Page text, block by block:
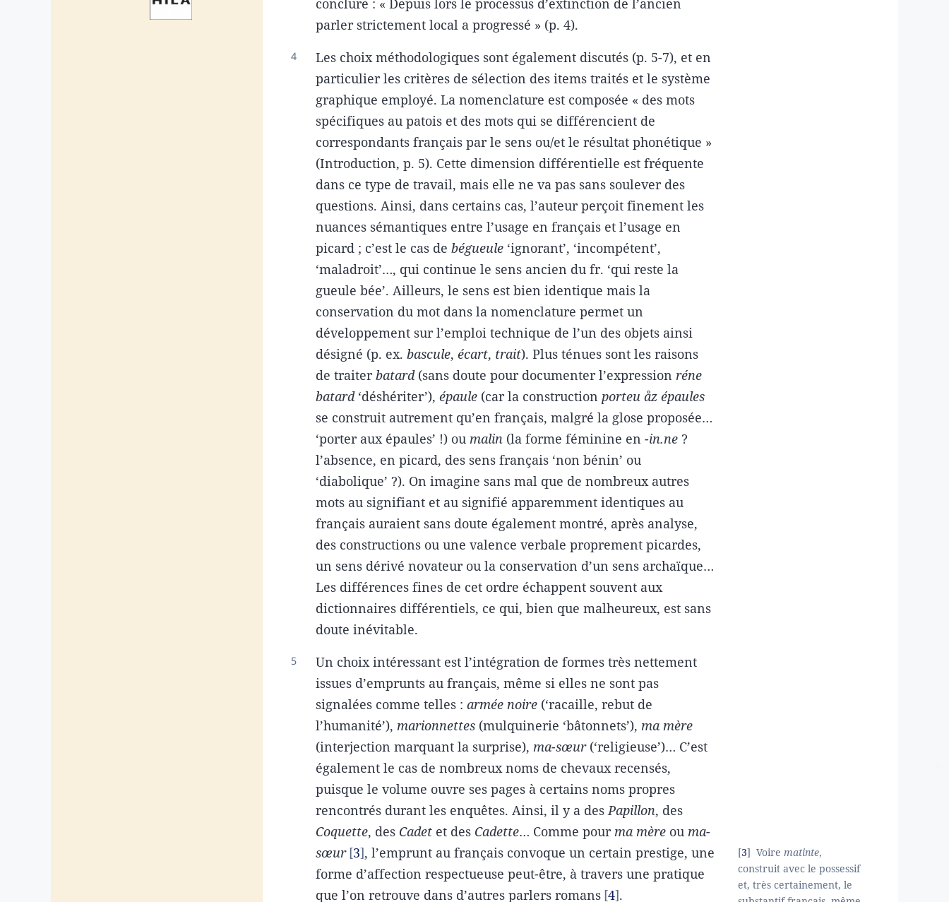
parler strictement local a progressé » (p. 4).
Les choix méthodologiques sont également discutés (p. 5-7), et en
particulier les critères de sélection des items traités et le système
graphique employé. La nomenclature est composée « des mots
spécifiques au patois et des mots qui se différencient de
correspondants français par le sens ou/et le résultat phonétique »
(Introduction, p. 5). Cette dimension différentielle est fréquente
dans ce type de travail, mais elle ne va pas sans soulever des
questions. Ainsi, dans certains cas, l’auteur perçoit finement les
nuances sémantiques entre l’usage en français et l’usage en
picard ; c’est le cas de bégueule ‘ignorant’, ‘incompétent’,
‘maladroit’…, qui continue le sens ancien du fr. ‘qui reste la
gueule bée’. Ailleurs, le sens est bien identique mais la
conservation du mot dans la nomenclature permet un
développement sur l’emploi technique de l’un des objets ainsi
désigné (p. ex. bascule, écart, trait). Plus ténues sont les raisons
de traiterbatard(sans doute pour documenter l’expression réne
batard‘déshériter’), épaule (car la construction porteu åz épaules
se construit autrement qu’en français, malgré la glose proposée…
‘porter aux épaules’ !) ou malin (la forme féminine en -in.ne ?
l’absence, en picard, des sens français ‘non bénin’ ou
‘diabolique’ ?). On imagine sans mal que de nombreux autres
mots au signifiant et au signifié apparemment identiques au
français auraient sans doute également montré, après analyse,
des constructions ou une valence verbale proprement picardes,
un sens dérivé novateur ou la conservation d’un sens archaïque…
Les différences fines de cet ordre échappent souvent aux
dictionnaires différentiels, ce qui, bien que malheureux, est sans
doute inévitable.
Un choix intéressant est l’intégration de formes très nettement
issues d’emprunts au français, même si elles ne sont pas
signalées comme telles : armée noire (‘racaille, rebut de
l’humanité’), marionnettes (mulquinerie ‘bâtonnets’), ma mère
(interjection marquant la surprise), ma-sœur(‘religieuse’)… C’est
également le cas de nombreux noms de chevaux recensés,
puisque le volume ouvre ses pages à certains noms propres
rencontrés durant les enquêtes. Ainsi, il y a des Papillon, des
Coquette, des Cadet et des Cadette… Comme pour ma mère ou ma-
sœur 3 , l’emprunt au français convoque un certain prestige, une
forme d’affection respectueuse peut-être, à travers une pratique
que l’on retrouve dans d’autres parlers romans 4 .
3 Voire matinte,
construit avec le possessif
et, très certainement, le